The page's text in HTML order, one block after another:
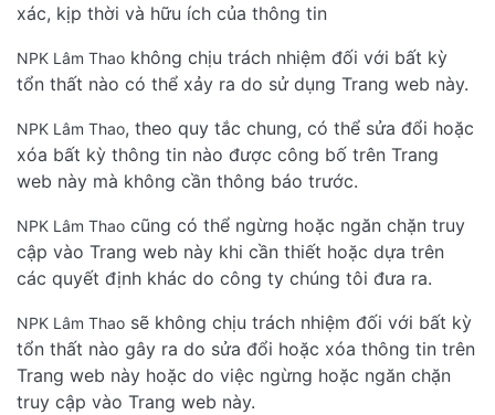
xác, kịp thời và hữu ích của thông tin
NPK Lâm Thao không chịu trách nhiệm đối với bất kỳ
tổn thất nào có thể xảy ra do sử dụng Trang web này.
NPK Lâm Thao, theo quy tắc chung, có thể sửa đổi hoặc
xóa bất kỳ thông tin nào được công bố trên Trang
web này mà không cần thông báo trước.
NPK Lâm Thao cũng có thể ngừng hoặc ngăn chặn truy
cập vào Trang web này khi cần thiết hoặc dựa trên
các quyết định khác do công ty chúng tôi đưa ra.
NPK Lâm Thao sẽ không chịu trách nhiệm đối với bất kỳ
tổn thất nào gây ra do sửa đổi hoặc xóa thông tin trên
Trang web này hoặc do việc ngừng hoặc ngăn chặn
truy cập vào Trang web này.